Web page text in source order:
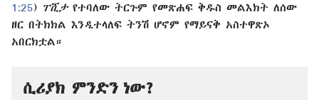
1:25) ፐሺታ የተባለው ትርጉም የመጽሐፍ ቅዱስ መልእክት ለሰው
ዘር በትክክል እንዲተላለፍ ትንሽ ሆኖም የማይናቅ አስተዋጽኦ
አበርክቷል።
ሲሪያክ ምንድን ነው?